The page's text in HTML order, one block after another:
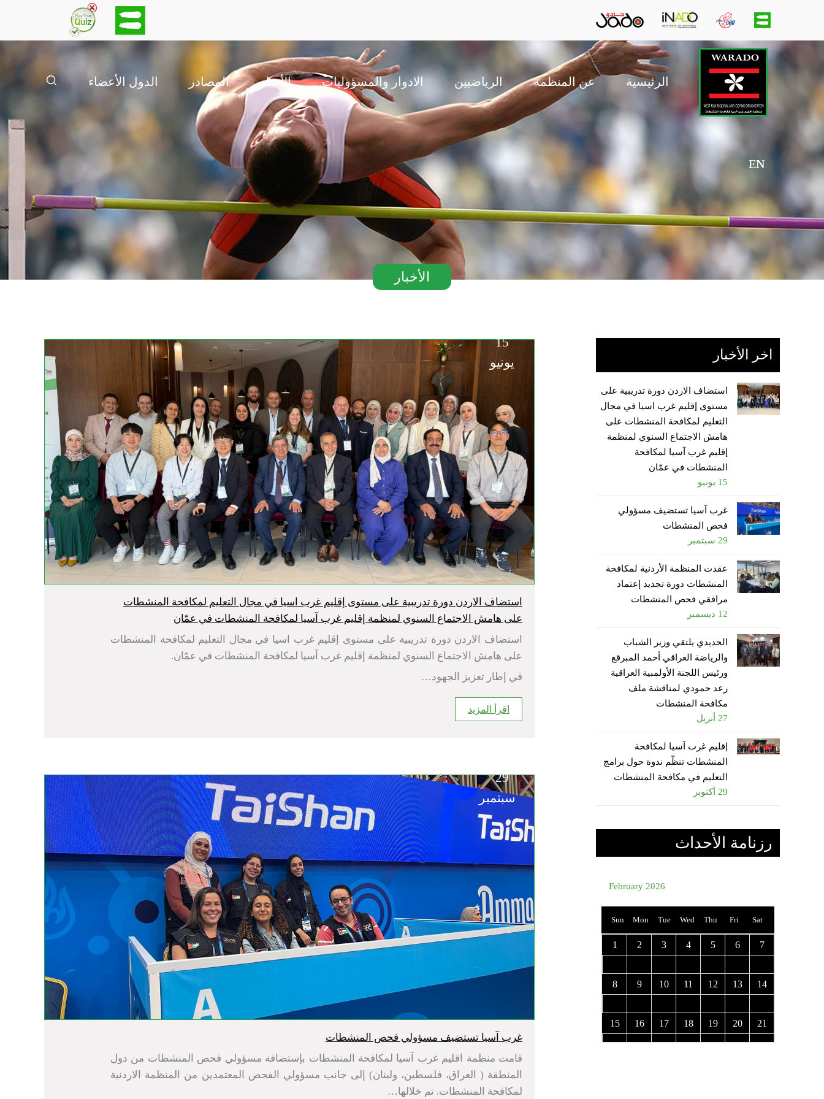
main
menu
الرئيسية عن المنظمة الرياضيين الادوار والمسؤوليات الأخبار المصادر الدول الأعضاء
EN
الأخبار
15
يونيو
استضاف الاردن دورة تدريبية على مستوى إقليم غرب اسيا في مجال التعليم لمكافحة المنشطات
على هامش الاجتماع السنوي لمنظمة إقليم غرب آسيا لمكافحة المنشطات في عمّان
استضاف الاردن دورة تدريبية على مستوى إقليم غرب اسيا في مجال التعليم لمكافحة المنشطات
على هامش الاجتماع السنوي لمنظمة إقليم غرب آسيا لمكافحة المنشطات في عمّان.
في إطار تعزيز الجهود…
اقرأ المزيد
29
سبتمبر
غرب آسيا تستضيف مسؤولي فحص المنشطات
قامت منظمة اقليم غرب آسيا لمكافحة المنشطات بإستضافة مسؤولي فحص المنشطات من دول
المنطقة ( العراق، فلسطين، ولبنان) إلى جانب مسؤولي الفحص المعتمدين من المنظمة الاردنية
لمكافحة المنشطات. تم خلالها…
اخر الأخبار
استضاف الاردن دورة تدريبية على
مستوى إقليم غرب اسيا في مجال
التعليم لمكافحة المنشطات على
هامش الاجتماع السنوي لمنظمة
إقليم غرب آسيا لمكافحة
المنشطات في عمّان
15 يونيو
غرب آسيا تستضيف مسؤولي
فحص المنشطات
29 سبتمبر
عقدت المنظمة الأردنية لمكافحة
المنشطات دورة تجديد إعتماد
مرافقي فحص المنشطات
12 ديسمبر
الحديدي يلتقي وزير الشباب
والرياضة العراقي أحمد المبرقع
ورئيس اللجنة الأولمبية العراقية
رعد حمودي لمناقشة ملف
مكافحة المنشطات
27 أبريل
إقليم غرب آسيا لمكافحة
المنشطات تنظّم ندوة حول برامج
التعليم في مكافحة المنشطات
29 أكتوبر
رزنامة الأحداث
February 2026
Sun Mon Tue Wed Thu Fri Sat
1 2 3 4 5 6 7
8 9 10 11 12 13 14
15 16 17 18 19 20 21